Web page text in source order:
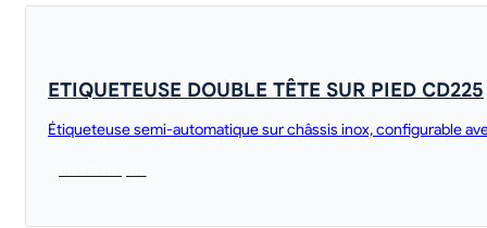
ETIQUETEUSE DOUBLE TÊTE SUR PIED CD225
Étiqueteuse semi-automatique sur châssis inox, configurable